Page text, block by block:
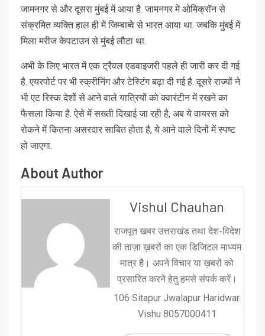
जामनगर से और दूसरा मुंबई में आया है. जामनगर में ओमिक्रॉन से
संक्रमित व्यक्ति हाल ही में जिम्बाब्वे से भारत आया था. जबकि मुंबई में
मिला मरीज केपटाउन से मुंबई लौटा था.
अभी के लिए भारत में एक ट्रैवल एडवाइजरी पहले ही जारी कर दी गई
है. एयरपोर्ट पर भी स्क्रीनिंग और टेस्टिंग बढ़ा दी गई है. दूसरे राज्यों ने
भी एट रिस्क देशों से आने वाले यात्रियों को क्वारंटीन में रखने का
फैसला किया है. ऐसे में सख्ती दिखाई जा रही है, अब ये वायरस को
रोकने में कितना असरदार साबित होता है, ये आने वाले दिनों में स्पष्ट
हो जाएगा.
About Author
Vishul Chauhan
राजपूत खबर उत्तराखंड तथा देश-विदेश
की ताज़ा ख़बरों का एक डिजिटल माध्यम
मात्र है। अपने विचार या ख़बरों को
प्रसारित करने हेतु हमसे संपर्क करें।
106 Sitapur Jwalapur Haridwar.
Vishu 8057000411